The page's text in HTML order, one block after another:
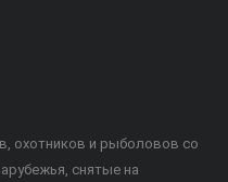
охотников и рыболовов со
снятые на